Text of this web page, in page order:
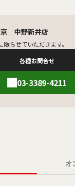
京 中野新井店
らせていただきます。
各種お問合せ
03-3389-4211
オ